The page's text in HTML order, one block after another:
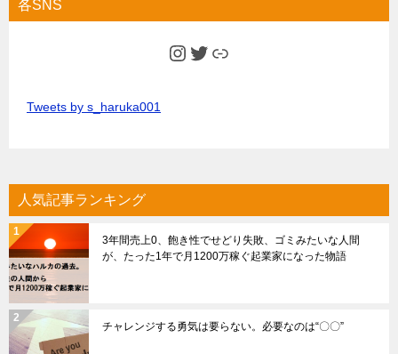
各SNS
Instagram
Twitter
Link
Tweets by s_haruka001
人気記事ランキング
3年間売上0、飽き性でせどり失敗、ゴミみたいな人間
が、たった1年で月1200万稼ぐ起業家になった物語
チャレンジする勇気は要らない。必要なのは“〇〇”